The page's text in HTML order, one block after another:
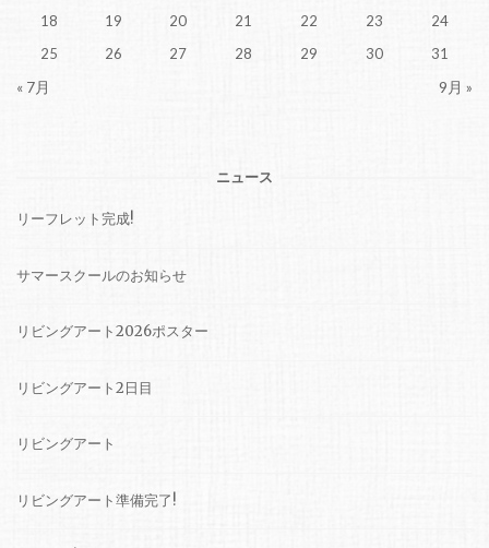
« 7月 9月 »
18
19 20 21 22 23
24
25
26 27 28 29 30 31
ニュース
リーフレット完成!
サマースクールのお知らせ
リビングアート2026ポスター
リビングアート2日目
リビングアート
リビングアート準備完了!